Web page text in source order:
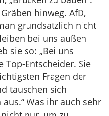
hinweg. AfD,
grundsätzlich nicht
bei uns außen
sie so: „Bei uns
Top-Entscheider. Sie
Fragen der
tauschen sich
Was ihr auch sehr